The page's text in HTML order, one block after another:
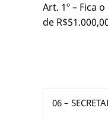
Art. 1º – Fica
de
06 –